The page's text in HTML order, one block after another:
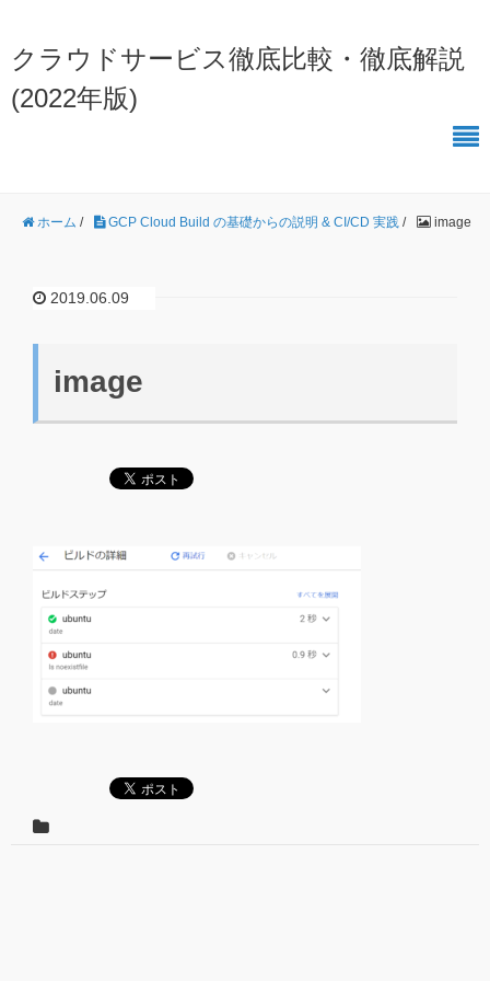
クラウドサービス徹底比較・徹底解説
(2022年版)
ホーム / GCP Cloud Build の基礎からの説明 & CI/CD 実践 / image
2019.06.09
image